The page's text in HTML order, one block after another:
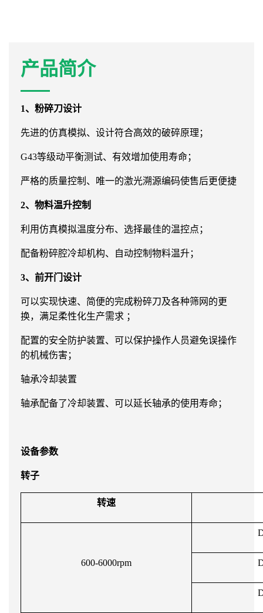
产品简介
1、粉碎刀设计
先进的仿真模拟、设计符合高效的破碎原理；
G43等级动平衡测试、有效增加使用寿命；
严格的质量控制、唯一的激光溯源编码使售后更便捷
2、物料温升控制
利用仿真模拟温度分布、选择最佳的温控点；
配备粉碎腔冷却机构、自动控制物料温升；
3、前开门设计
可以实现快速、简便的完成粉碎刀及各种筛网的更
换，满足柔性化生产需求 ；
配置的安全防护装置、可以保护操作人员避免误操作
的机械伤害；
轴承冷却装置
轴承配备了冷却装置、可以延长轴承的使用寿命；
设备参数
转子
转速
600-6000rpm